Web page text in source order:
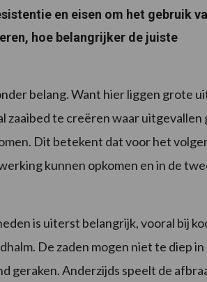
en eisen om het gebruik
hoe belangrijker de juiste
belang. Want hier liggen grote
zaaibed te creëren waar uitgevallen
Dit betekent dat voor het
kunnen opkomen en in de
is uiterst belangrijk, vooral bij
De zaden mogen niet te diep in
geraken. Anderzijds speelt de